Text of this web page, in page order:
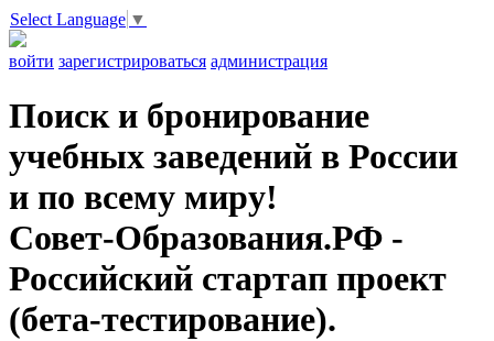
Select Language ▼
войти зарегистрироваться администрация
Поиск и бронирование
учебных заведений в России
и по всему миру!
Совет-Образования.РФ -
Российский стартап проект
(бета-тестирование).